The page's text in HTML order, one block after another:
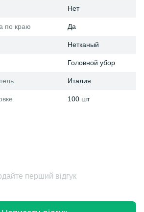
Нет
по краю Да
Нетканый
Головной убор
Италия
100 шт
перший відгук